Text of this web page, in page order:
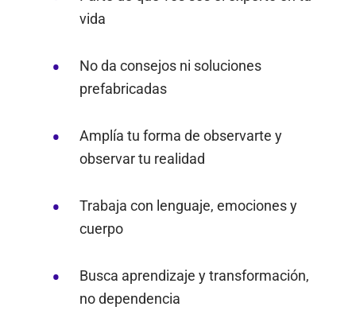
vida
No da consejos ni soluciones
prefabricadas
Amplía tu forma de observarte y
observar tu realidad
Trabaja con lenguaje, emociones y
cuerpo
Busca aprendizaje y transformación,
no dependencia